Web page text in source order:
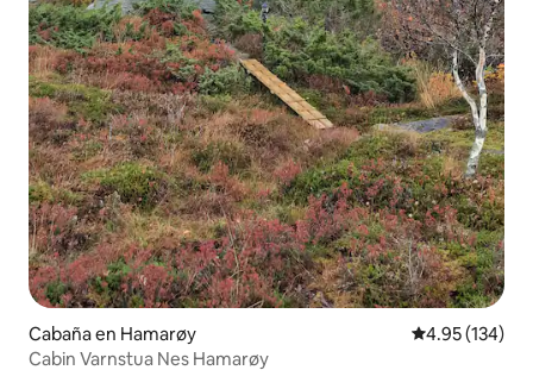
Cabaña en Hamarøy Calificación
4.95 (134)
Cabin Varnstua Nes Hamarøy